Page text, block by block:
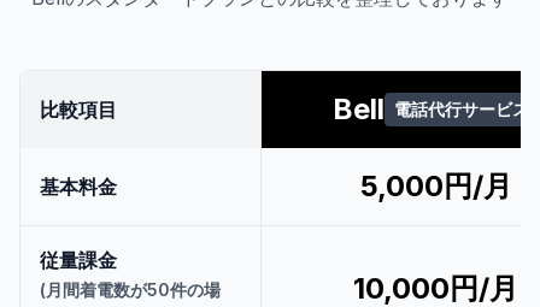
比較項目 Bell 電話代行サービス
基本料金 5,000円/月
従量課金
(月間着電数が50件の場
10,000円/月